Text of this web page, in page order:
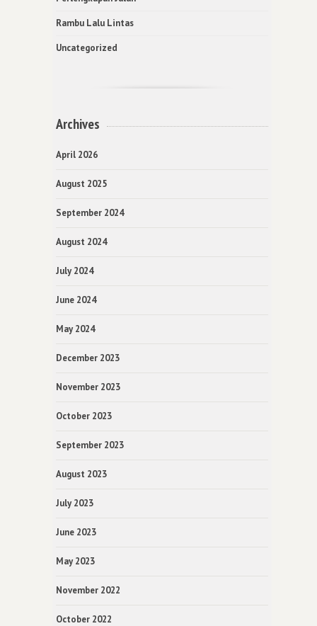
Rambu Lalu Lintas
Uncategorized
Archives
April 2026
August 2025
September 2024
August 2024
July 2024
June 2024
May 2024
December 2023
November 2023
October 2023
September 2023
August 2023
July 2023
June 2023
May 2023
November 2022
October 2022